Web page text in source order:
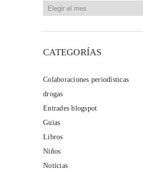
Archivos
CATEGORÍAS
Colaboraciones periodísticas
drogas
Entrades blogspot
Guias
Libros
Niños
Notícias